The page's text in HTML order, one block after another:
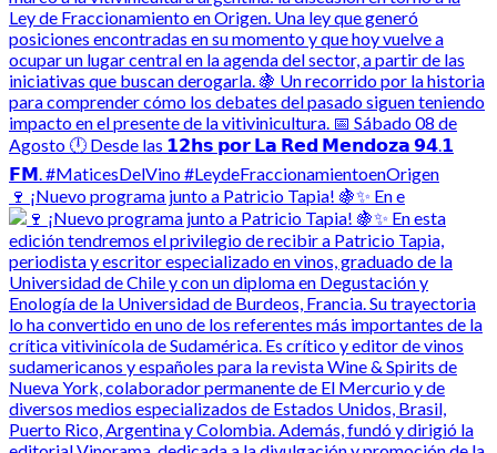
🍷 ¡Nuevo programa junto a Patricio Tapia! 🍇✨ En e